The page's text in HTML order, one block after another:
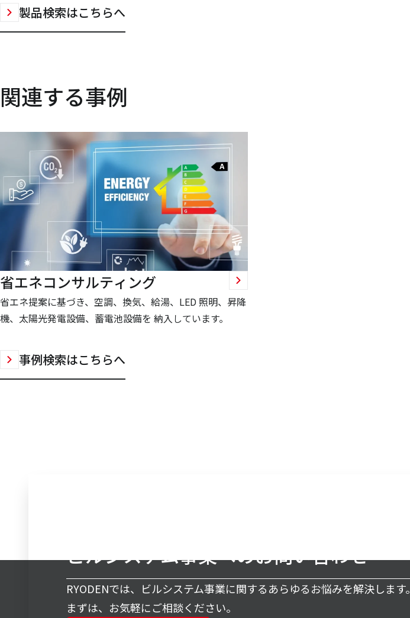
製品検索はこちらへ
関連する事例
省エネコンサルティング
省エネ提案に基づき、空調、換気、給湯、LED 照明、昇降
機、太陽光発電設備、蓄電池設備を 納入しています。
事例検索はこちらへ
ビルシステム事業へのお問い合わせ
RYODENでは、ビルシステム事業に関するあらゆるお悩みを解決します。
まずは、お気軽にご相談ください。